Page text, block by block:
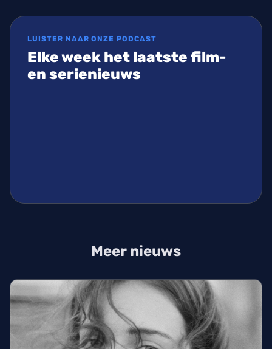
LUISTER NAAR ONZE PODCAST
Elke week het laatste film-
en serienieuws
Meer nieuws